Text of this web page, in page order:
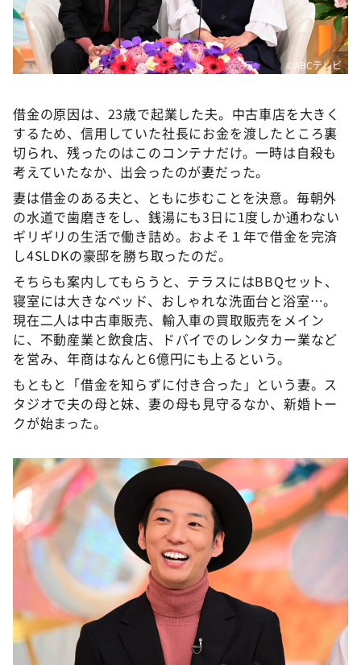
©ABCテレビ
借金の原因は、23歳で起業した夫。中古車店を大きく
するため、信用していた社長にお金を渡したところ裏
切られ、残ったのはこのコンテナだけ。一時は自殺も
考えていたなか、出会ったのが妻だった。
妻は借金のある夫と、ともに歩むことを決意。毎朝外
の水道で歯磨きをし、銭湯にも3日に1度しか通わない
ギリギリの生活で働き詰め。およそ１年で借金を完済
し4SLDKの豪邸を勝ち取ったのだ。
そちらも案内してもらうと、テラスにはBBQセット、
寝室には大きなベッド、おしゃれな洗面台と浴室…。
現在二人は中古車販売、輸入車の買取販売をメイン
に、不動産業と飲食店、ドバイでのレンタカー業など
を営み、年商はなんと6億円にも上るという。
もともと「借金を知らずに付き合った」という妻。ス
タジオで夫の母と妹、妻の母も見守るなか、新婚トー
クが始まった。